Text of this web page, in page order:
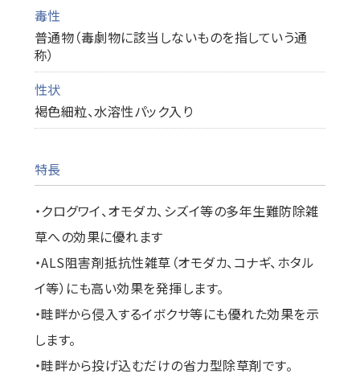
毒性
普通物（毒劇物に該当しないものを指していう通
称）
性状
褐色細粒、水溶性パック入り
特長
・クログワイ、オモダカ、シズイ等の多年生難防除雑
草への効果に優れます
・ALS阻害剤抵抗性雑草（オモダカ、コナギ、ホタル
イ等）にも高い効果を発揮します。
・畦畔から侵入するイボクサ等にも優れた効果を示
します。
・畦畔から投げ込むだけの省力型除草剤です。